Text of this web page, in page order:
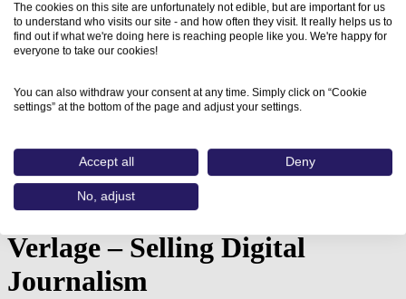
Aus- und Weiterbildungen
Paid-Content-Strategien für Verlage –…
Paid-Content-Strategien für
Verlage – Selling Digital
Journalism
The cookies on this site are unfortunately not edible, but are important for us
to understand who visits our site - and how often they visit. It really helps us to
find out if what we're doing here is reaching people like you. We're happy for
everyone to take our cookies!
You can also withdraw your consent at any time. Simply click on “Cookie
settings” at the bottom of the page and adjust your settings.
Accept all Deny
No, adjust